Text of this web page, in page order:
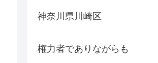
神奈川県川崎区
権力者でありながらも